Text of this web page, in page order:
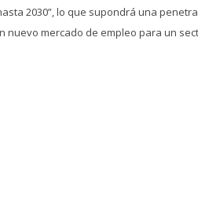
2030”, lo que supondrá una
nuevo mercado de empleo para un